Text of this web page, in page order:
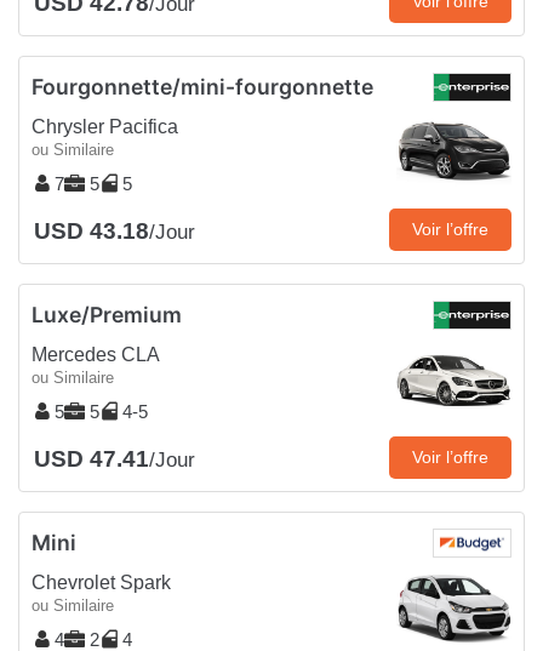
Fourgonnette/mini-fourgonnette
Chrysler Pacifica
ou Similaire
7 5 5
USD 43.18/Jour Voir l’offre
Luxe/Premium
Mercedes CLA
ou Similaire
5 5 4-5
USD 47.41/Jour Voir l’offre
Mini
Chevrolet Spark
ou Similaire
4 2 4